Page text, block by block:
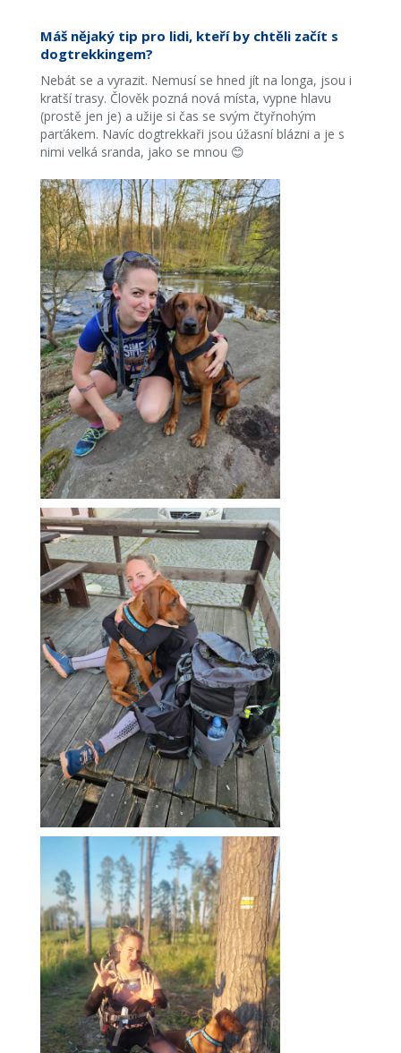
Máš nějaký tip pro lidi, kteří by chtěli začít s
dogtrekkingem?
Nebát se a vyrazit. Nemusí se hned jít na longa, jsou i
kratší trasy. Člověk pozná nová místa, vypne hlavu
(prostě jen je) a užije si čas se svým čtyřnohým
parťákem. Navíc dogtrekkaři jsou úžasní blázni a je s
nimi velká sranda, jako se mnou 😊